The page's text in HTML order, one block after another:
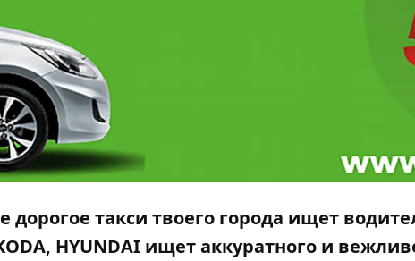
дорогое такси твоего города ищет
HYUNDAI ищет аккуратного и